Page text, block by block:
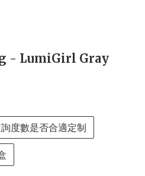
- LumiGirl Gray
度數是否合適定制